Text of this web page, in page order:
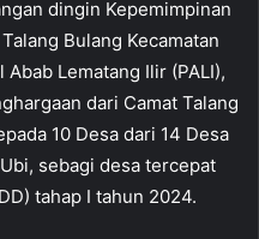
dingin Kepemimpinan
Bulang Kecamatan
Lematang Ilir (PALI),
dari Camat Talang
10 Desa dari 14 Desa
sebagi desa tercepat
tahap I tahun 2024.